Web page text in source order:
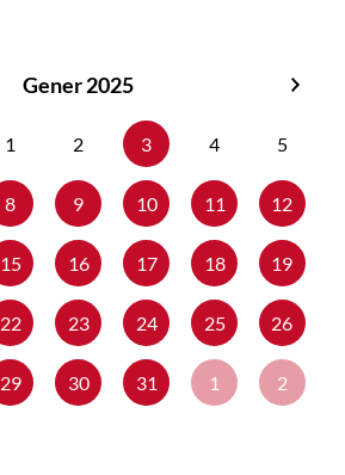
Gener 2025
1 2 3 4 5
8 9 10 11 12
15 16 17 18 19
22 23 24 25 26
29 30 31 1 2